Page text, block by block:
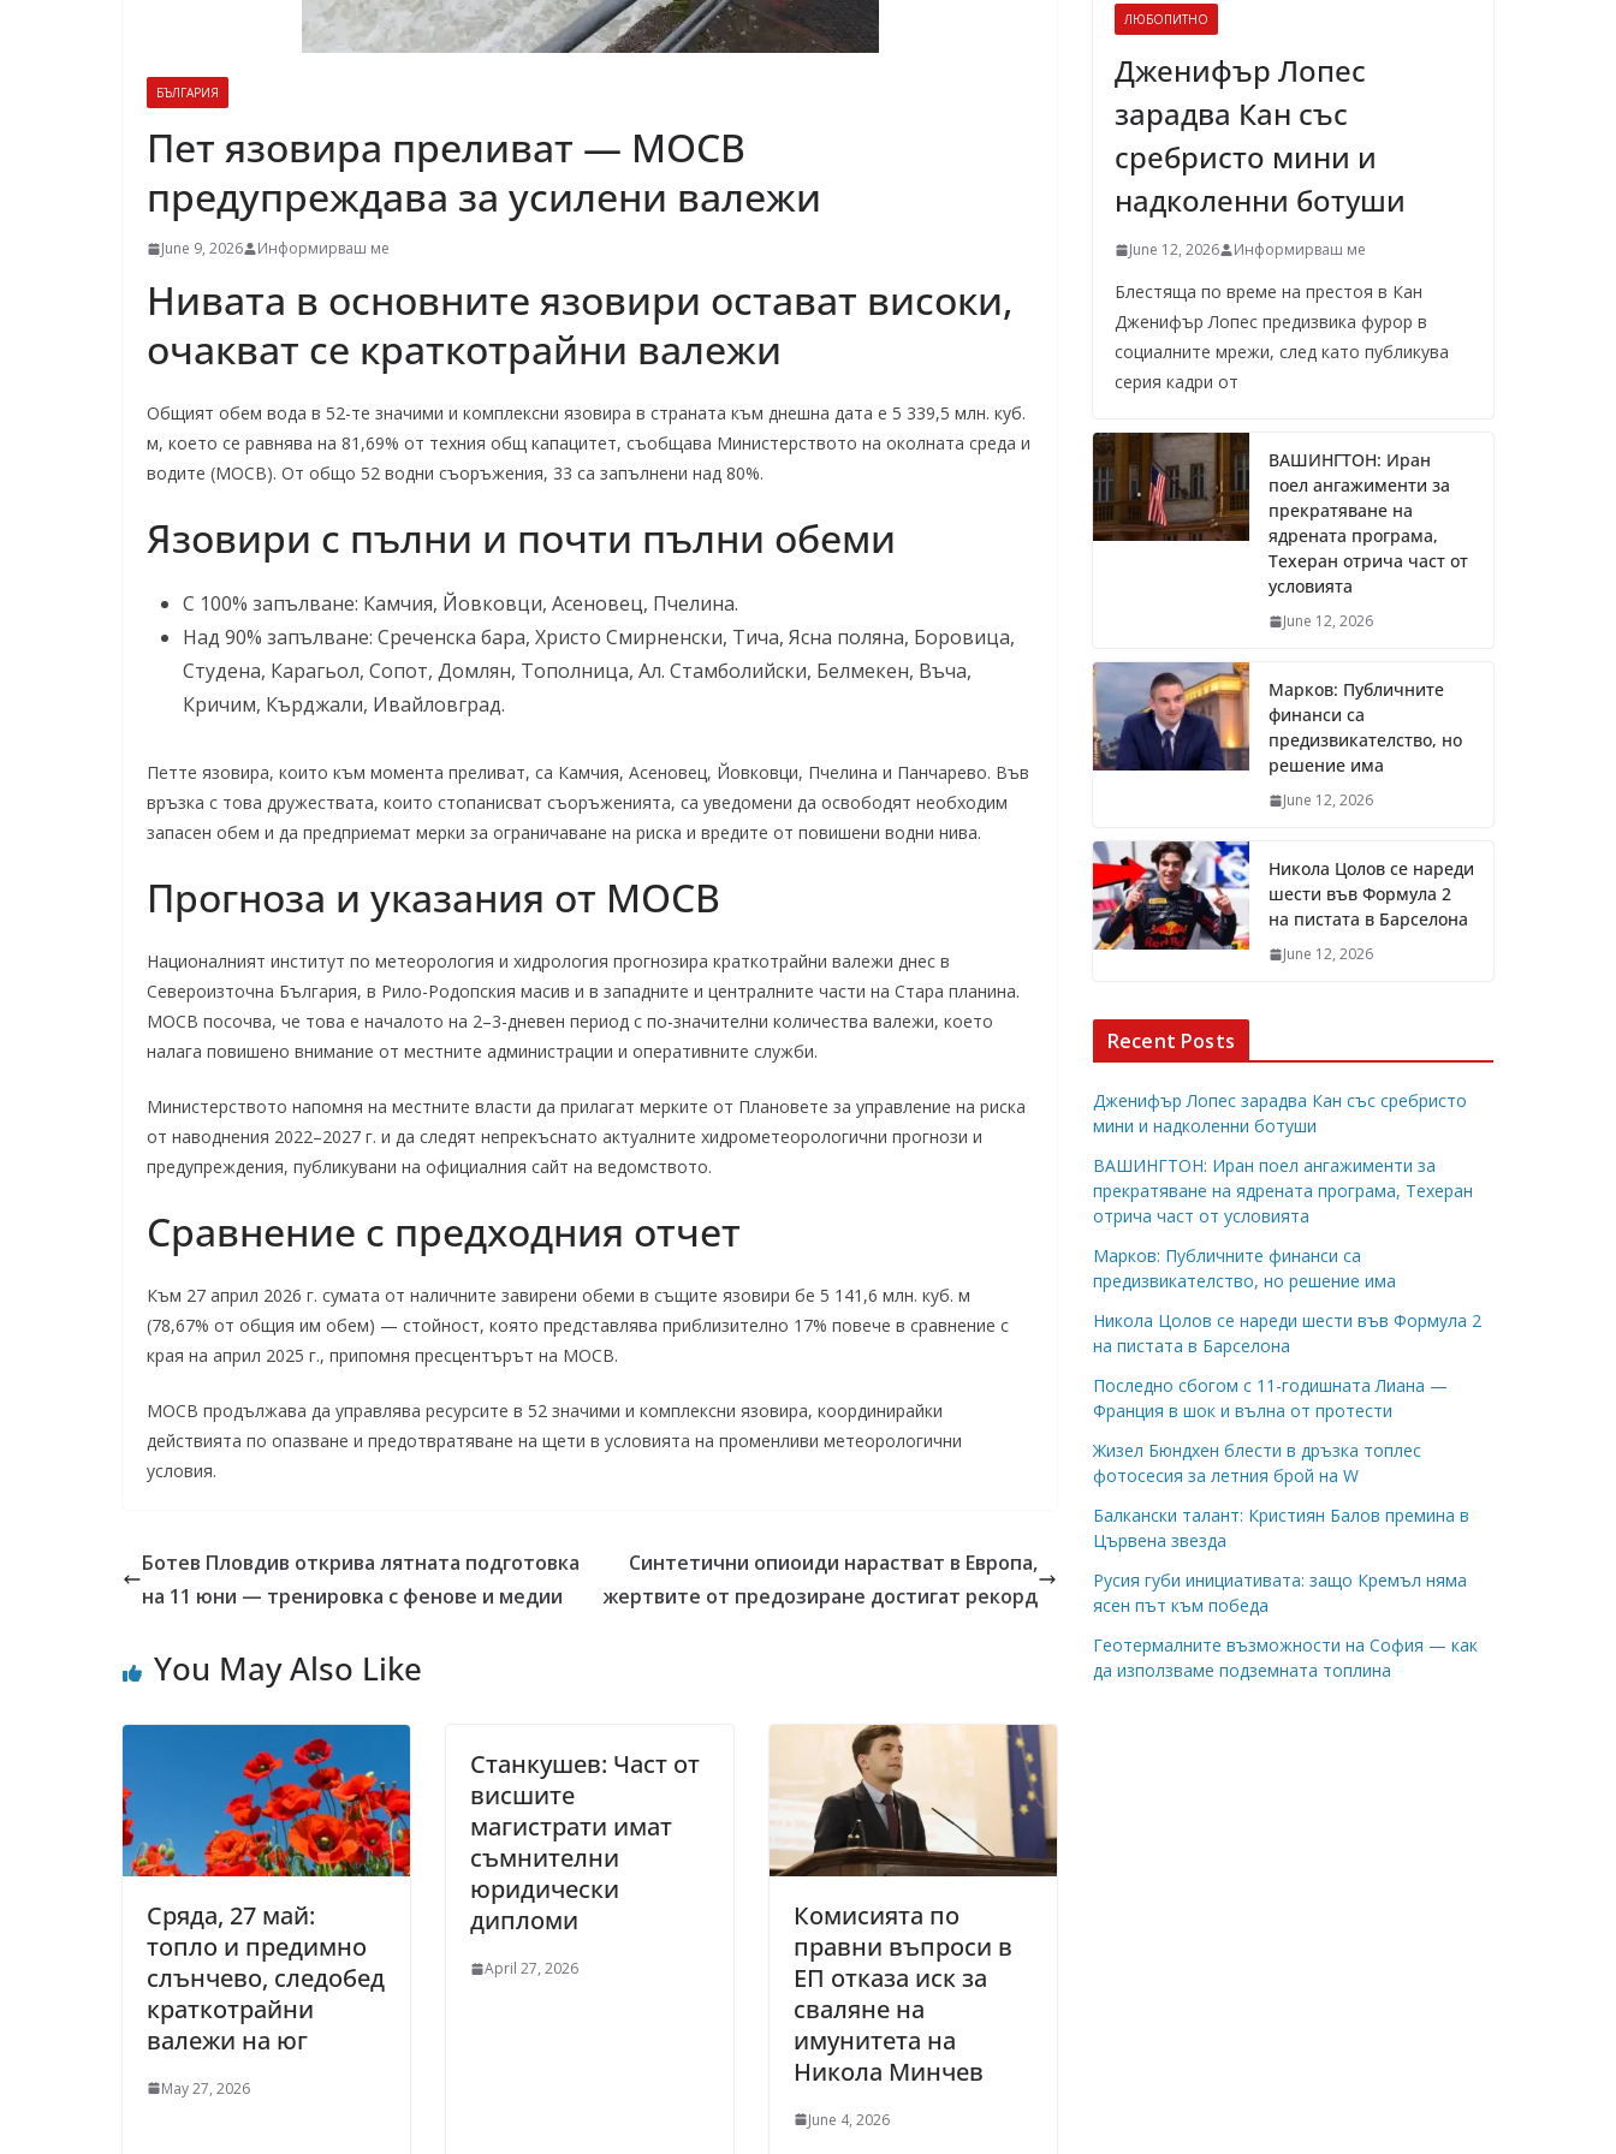
БЪЛГАРИЯ
Пет язовира преливат — МОСВ
предупреждава за усилени валежи
June 9, 2026 Информирваш ме
Нивата в основните язовири остават високи,
очакват се краткотрайни валежи
Общият обем вода в 52-те значими и комплексни язовира в страната към днешна дата е 5 339,5 млн. куб.
м, което се равнява на 81,69% от техния общ капацитет, съобщава Министерството на околната среда и
водите (МОСВ). От общо 52 водни съоръжения, 33 са запълнени над 80%.
Язовири с пълни и почти пълни обеми
С 100% запълване: Камчия, Йовковци, Асеновец, Пчелина.
Над 90% запълване: Среченска бара, Христо Смирненски, Тича, Ясна поляна, Боровица,
Студена, Карагьол, Сопот, Домлян, Тополница, Ал. Стамболийски, Белмекен, Въча,
Кричим, Кърджали, Ивайловград.
Петте язовира, които към момента преливат, са Камчия, Асеновец, Йовковци, Пчелина и Панчарево. Във
връзка с това дружествата, които стопанисват съоръженията, са уведомени да освободят необходим
запасен обем и да предприемат мерки за ограничаване на риска и вредите от повишени водни нива.
Прогноза и указания от МОСВ
Националният институт по метеорология и хидрология прогнозира краткотрайни валежи днес в
Североизточна България, в Рило-Родопския масив и в западните и централните части на Стара планина.
МОСВ посочва, че това е началото на 2–3-дневен период с по-значителни количества валежи, което
налага повишено внимание от местните администрации и оперативните служби.
Министерството напомня на местните власти да прилагат мерките от Плановете за управление на риска
от наводнения 2022–2027 г. и да следят непрекъснато актуалните хидрометеорологични прогнози и
предупреждения, публикувани на официалния сайт на ведомството.
Сравнение с предходния отчет
Към 27 април 2026 г. сумата от наличните завирени обеми в същите язовири бе 5 141,6 млн. куб. м
(78,67% от общия им обем) — стойност, която представлява приблизително 17% повече в сравнение с
края на април 2025 г., припомня пресцентърът на МОСВ.
МОСВ продължава да управлява ресурсите в 52 значими и комплексни язовира, координирайки
действията по опазване и предотвратяване на щети в условията на променливи метеорологични
условия.
Ботев Пловдив открива лятната подготовка
на 11 юни — тренировка с фенове и медии
Синтетични опиоиди нарастват в Европа,
жертвите от предозиране достигат рекорд
You May Also Like
Сряда, 27 май:
топло и предимно
слънчево, следобед
краткотрайни
валежи на юг
May 27, 2026
Станкушев: Част от
висшите
магистрати имат
съмнителни
юридически
дипломи
April 27, 2026
Комисията по
правни въпроси в
ЕП отказа иск за
сваляне на
имунитета на
Никола Минчев
June 4, 2026
ЛЮБОПИТНО
Дженифър Лопес
зарадва Кан със
сребристо мини и
надколенни ботуши
June 12, 2026 Информирваш ме
Блестяща по време на престоя в Кан
Дженифър Лопес предизвика фурор в
социалните мрежи, след като публикува
серия кадри от
ВАШИНГТОН: Иран
поел ангажименти за
прекратяване на
ядрената програма,
Техеран отрича част от
условията
June 12, 2026
Марков: Публичните
финанси са
предизвикателство, но
решение има
June 12, 2026
Никола Цолов се нареди
шести във Формула 2
на пистата в Барселона
June 12, 2026
Recent Posts
Дженифър Лопес зарадва Кан със сребристо
мини и надколенни ботуши
ВАШИНГТОН: Иран поел ангажименти за
прекратяване на ядрената програма, Техеран
отрича част от условията
Марков: Публичните финанси са
предизвикателство, но решение има
Никола Цолов се нареди шести във Формула 2
на пистата в Барселона
Последно сбогом с 11-годишната Лиана —
Франция в шок и вълна от протести
Жизел Бюндхен блести в дръзка топлес
фотосесия за летния брой на W
Балкански талант: Кристиян Балов премина в
Цървена звезда
Русия губи инициативата: защо Кремъл няма
ясен път към победа
Геотермалните възможности на София — как
да използваме подземната топлина